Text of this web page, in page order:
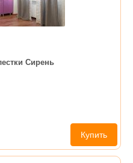
Сирень
Купить